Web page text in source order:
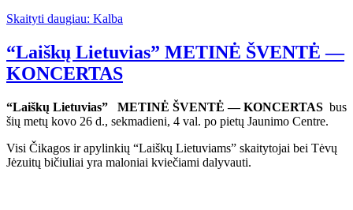
Skaityti daugiau: Kalba
“Laiškų Lietuvias” METINĖ ŠVENTĖ —
KONCERTAS
“Laiškų Lietuvias” METINĖ ŠVENTĖ — KONCERTAS bus
šių metų kovo 26 d., sekmadieni, 4 val. po pietų Jaunimo Centre.
Visi Čikagos ir apylinkių “Laiškų Lietuviams” skaitytojai bei Tėvų
Jėzuitų bičiuliai yra maloniai kviečiami dalyvauti.